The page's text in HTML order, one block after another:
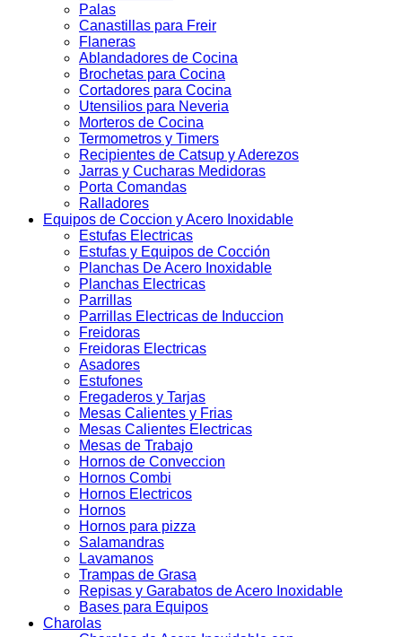
Palas
Canastillas para Freir
Flaneras
Ablandadores de Cocina
Brochetas para Cocina
Cortadores para Cocina
Utensilios para Neveria
Morteros de Cocina
Termometros y Timers
Recipientes de Catsup y Aderezos
Jarras y Cucharas Medidoras
Porta Comandas
Ralladores
Equipos de Coccion y Acero Inoxidable
Estufas Electricas
Estufas y Equipos de Cocción
Planchas De Acero Inoxidable
Planchas Electricas
Parrillas
Parrillas Electricas de Induccion
Freidoras
Freidoras Electricas
Asadores
Estufones
Fregaderos y Tarjas
Mesas Calientes y Frias
Mesas Calientes Electricas
Mesas de Trabajo
Hornos de Conveccion
Hornos Combi
Hornos Electricos
Hornos
Hornos para pizza
Salamandras
Lavamanos
Trampas de Grasa
Repisas y Garabatos de Acero Inoxidable
Bases para Equipos
Charolas